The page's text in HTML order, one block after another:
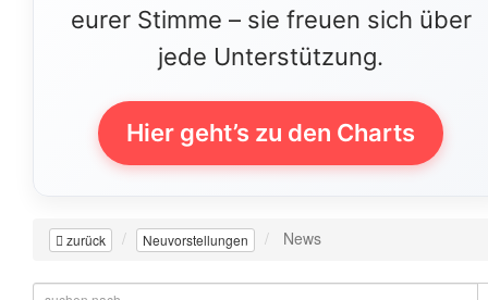
eurer Stimme – sie freuen sich über
jede Unterstützung.
Hier geht’s zu den Charts
zurück Neuvorstellungen News